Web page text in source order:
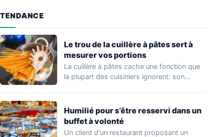
TENDANCE
Le trou de la cuillère à pâtes sert à
mesurer vos portions
La cuillère à pâtes cache une fonction que
la plupart des cuisiniers ignorent: son…
Humilié pour s’être resservi dans un
buffet à volonté
Un client d'un restaurant proposant un